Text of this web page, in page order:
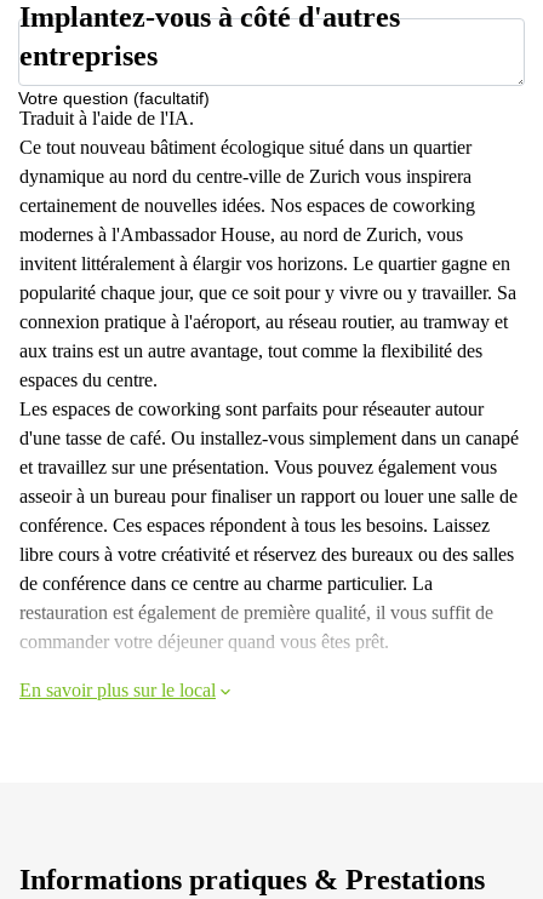
Route
de
Crassier
7 Nyon
Z. A.
La
Pièce
1
Rolle
10 Zürich
Votre question (facultatif)
Implantez-vous à côté d'autres
entreprises
Traduit à l'aide de l'IA.
Ce tout nouveau bâtiment écologique situé dans un quartier
dynamique au nord du centre-ville de Zurich vous inspirera
certainement de nouvelles idées. Nos espaces de coworking
modernes à l'Ambassador House, au nord de Zurich, vous
invitent littéralement à élargir vos horizons. Le quartier gagne en
popularité chaque jour, que ce soit pour y vivre ou y travailler. Sa
connexion pratique à l'aéroport, au réseau routier, au tramway et
aux trains est un autre avantage, tout comme la flexibilité des
espaces du centre.
Les espaces de coworking sont parfaits pour réseauter autour
d'une tasse de café. Ou installez-vous simplement dans un canapé
et travaillez sur une présentation. Vous pouvez également vous
asseoir à un bureau pour finaliser un rapport ou louer une salle de
conférence. Ces espaces répondent à tous les besoins. Laissez
libre cours à votre créativité et réservez des bureaux ou des salles
de conférence dans ce centre au charme particulier. La
restauration est également de première qualité, il vous suffit de
commander votre déjeuner quand vous êtes prêt.
En savoir plus sur le local
Informations pratiques & Prestations